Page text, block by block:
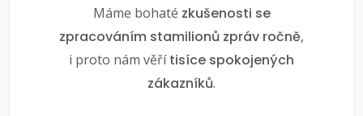
Máme bohaté zkušenosti se
zpracováním stamilionů zpráv ročně,
i proto nám věřítisíce spokojených
zákazníků.